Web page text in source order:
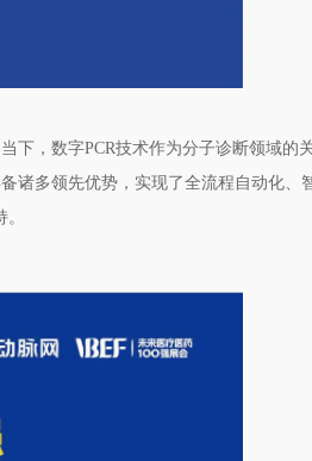
下，数字PCR技术作为分子诊断领域的
诸多领先优势，实现了全流程自动化、